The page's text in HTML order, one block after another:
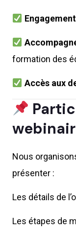
formation des
Accès aux
Nous
présenter :
Les détails de
Les étapes de